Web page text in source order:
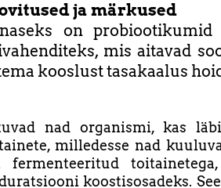
ja märkused
on
mis aitavad
kooslust tasakaalus
nad organismi, kas
milledesse nad
fermenteeritud
koostisosadeks.